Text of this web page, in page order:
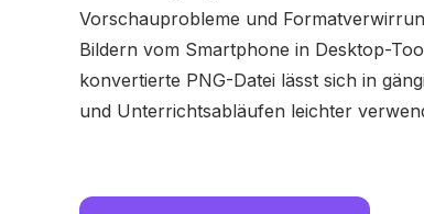
Vorschauprobleme und
Bildern vom Smartphone in Desktop-
konvertierte PNG-Datei lässt sich in
und Unterrichtsabläufen leichter